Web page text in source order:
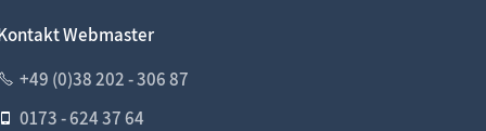
Webmaster
+49 (0)38 202 - 306 87
0173 - 624 37 64